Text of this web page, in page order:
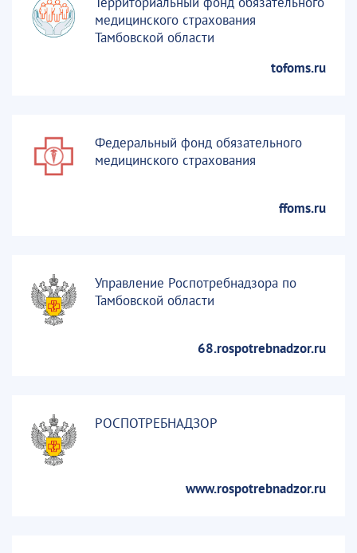
медицинского страхования
Тамбовской области
tofoms.ru
Федеральный фонд обязательного
медицинского страхования
ffoms.ru
Управление Роспотребнадзора по
Тамбовской области
68.rospotrebnadzor.ru
РОСПОТРЕБНАДЗОР
www.rospotrebnadzor.ru